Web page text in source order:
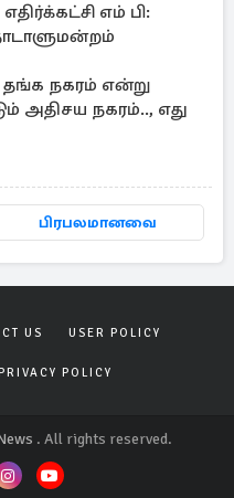
எம் பி:
நகரம் என்று
அதிசய நகரம்.., எது
பிரபலமானவை
US USER POLICY
POLICY
. All rights reserved.